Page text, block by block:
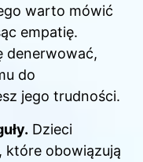
warto mówić
empatię.
denerwować,
do
jego trudności.
Dzieci
które obowiązują